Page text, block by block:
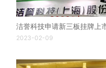
洁誉科技申请新三板挂牌上
2023-02-09